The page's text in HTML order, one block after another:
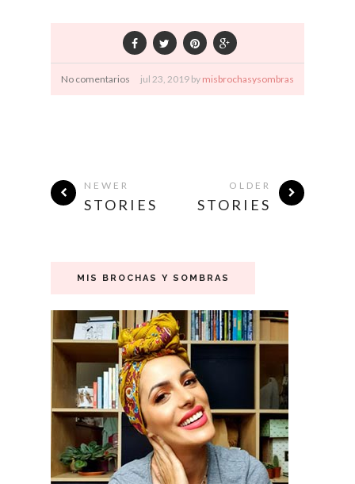
No comentarios jul 23, 2019 by misbrochasysombras
NEWER
STORIES
OLDER
STORIES
MIS BROCHAS Y SOMBRAS